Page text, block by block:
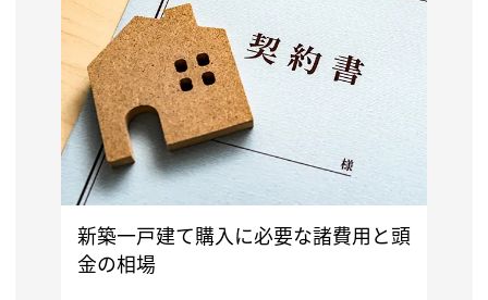
新築一戸建て購入に必要な諸費用と頭
金の相場